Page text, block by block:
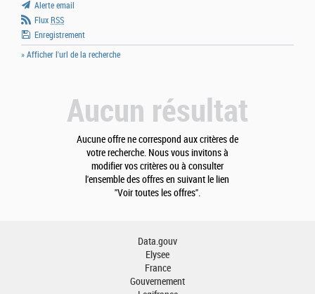
Alerte email
Flux RSS
Enregistrement
» Afficher l'url de la recherche
Aucun résultat
Aucune offre ne correspond aux critères de
votre recherche. Nous vous invitons à
modifier vos critères ou à consulter
l'ensemble des offres en suivant le lien
"Voir toutes les offres".
Data.gouv
Elysee
France
Gouvernement